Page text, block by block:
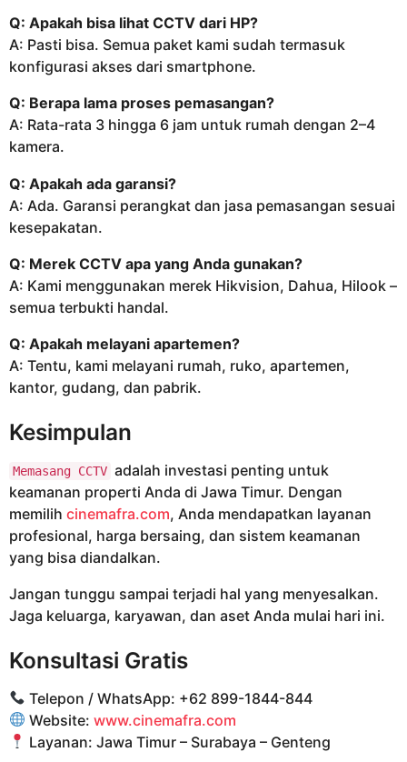
Q: Apakah bisa lihat CCTV dari HP?
A: Pasti bisa. Semua paket kami sudah termasuk
konfigurasi akses dari smartphone.
Q: Berapa lama proses pemasangan?
A: Rata-rata 3 hingga 6 jam untuk rumah dengan 2–4
kamera.
Q: Apakah ada garansi?
A: Ada. Garansi perangkat dan jasa pemasangan sesuai
kesepakatan.
Q: Merek CCTV apa yang Anda gunakan?
A: Kami menggunakan merek Hikvision, Dahua, Hilook –
semua terbukti handal.
Q: Apakah melayani apartemen?
A: Tentu, kami melayani rumah, ruko, apartemen,
kantor, gudang, dan pabrik.
Kesimpulan
Memasang CCTV adalah investasi penting untuk
keamanan properti Anda di Jawa Timur. Dengan
memilih cinemafra.com, Anda mendapatkan layanan
profesional, harga bersaing, dan sistem keamanan
yang bisa diandalkan.
Jangan tunggu sampai terjadi hal yang menyesalkan.
Jaga keluarga, karyawan, dan aset Anda mulai hari ini.
Konsultasi Gratis
Telepon / WhatsApp: +62 899-1844-844
Website:www.cinemafra.com
Layanan: Jawa Timur – Surabaya – Genteng